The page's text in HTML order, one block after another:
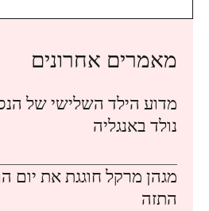
מאמרים אחרונים
מדוע הילד השלישי של
נולד באנגליה
התזה